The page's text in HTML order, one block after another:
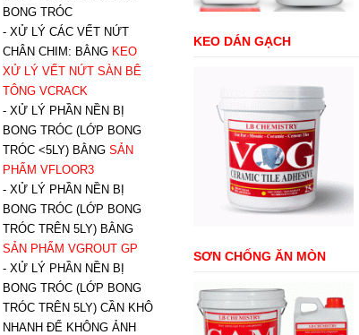
KEO DÁN GẠCH
SƠN CHỐNG ĂN MÒN
BONG TRÓC
- XỬ LÝ CÁC VẾT NỨT
CHÂN CHIM: BẰNG KEO
XỬ LÝ VẾT NỨT SÀN BÊ
TÔNG VCRACK
- XỬ LÝ PHẦN NỀN BỊ
BONG TRÓC (LỚP BONG
TRÓC <5LY) BẰNG SẢN
PHẨM VFLOOR3
- XỬ LÝ PHẦN NỀN BỊ
BONG TRÓC (LỚP BONG
TRÓC TRÊN 5LY) BẰNG
SẢN PHẨM VGROUT GP
- XỬ LÝ PHẦN NỀN BỊ
BONG TRÓC (LỚP BONG
TRÓC TRÊN 5LY) CẦN KHÔ
NHANH ĐỂ KHÔNG ẢNH